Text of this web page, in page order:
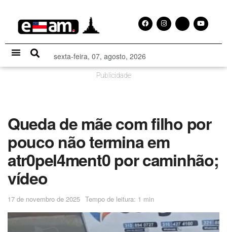
sexta-feira, 07, agosto, 2026
Publicidade
Queda de mãe com filho por
pouco não termina em
atr0pel4ment0 por caminhão;
vídeo
17 de novembro de 2025 Tempo de leitura: 1 min